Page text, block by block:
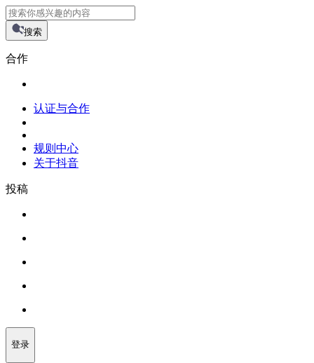
搜索
合作
认证与合作
规则中心
关于抖音
投稿
登录